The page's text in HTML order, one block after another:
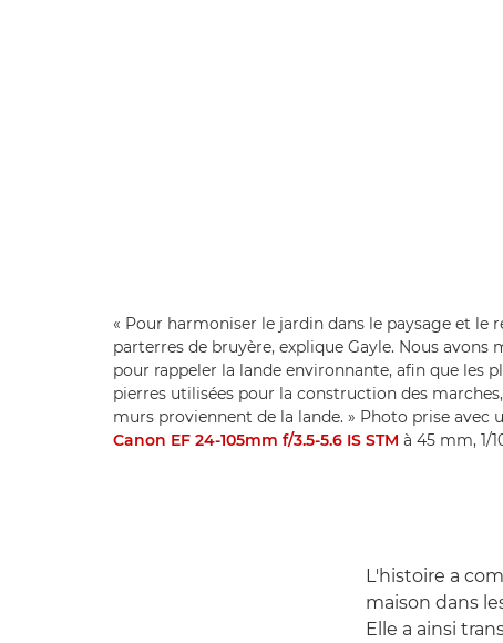
« Pour harmoniser le jardin dans le paysage et le
parterres de bruyère, explique Gayle. Nous avons
pour rappeler la lande environnante, afin que les
pierres utilisées pour la construction des
murs proviennent de la lande. » Photo prise avec
Canon EF 24-105mm f/3.5-5.6 IS STM à 45 mm, 1/
L'histoire a
maison dans
Elle a ainsi